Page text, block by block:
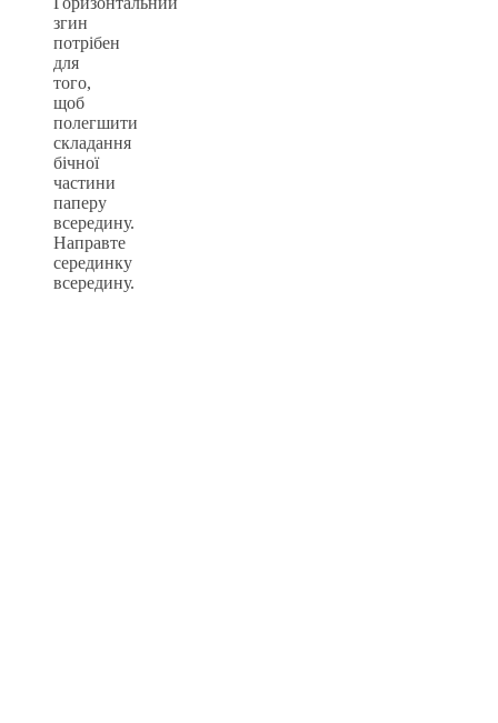
згин
потрібен
для
того,
щоб
полегшити
складання
бічної
частини
паперу
всередину.
Направте
серединку
всередину.